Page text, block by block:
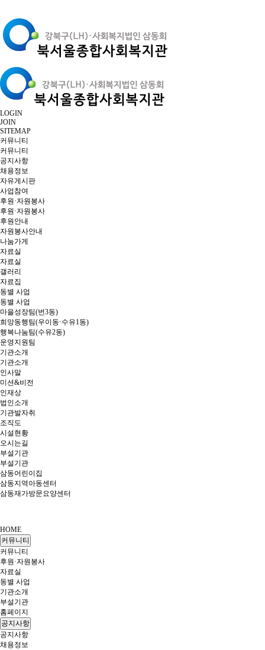
LOGIN
JOIN
SITEMAP
커뮤니티
커뮤니티
공지사항
채용정보
자유게시판
사업참여
후원·자원봉사
후원·자원봉사
후원안내
자원봉사안내
나눔가게
자료실
자료실
갤러리
자료집
동별 사업
동별 사업
마을성장팀(번3동)
희망동행팀(우이동·수유1동)
행복나눔팀(수유2동)
운영지원팀
기관소개
기관소개
인사말
미션&비전
인재상
법인소개
기관발자취
조직도
시설현황
오시는길
부설기관
부설기관
삼동어린이집
삼동지역아동센터
삼동재가방문요양센터
HOME
커뮤니티
커뮤니티
후원·자원봉사
자료실
동별 사업
기관소개
부설기관
홈페이지
공지사항
공지사항
채용정보